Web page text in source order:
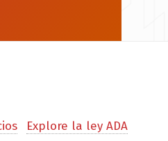
Explore la ley ADA